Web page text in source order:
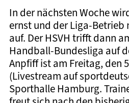
In der nächsten Woche
ernst und der Liga-
auf. Der HSVH trifft dann
Handball-Bundesliga auf
Anpfiff ist am Freitag, den
(Livestream auf
Sporthalle Hamburg.